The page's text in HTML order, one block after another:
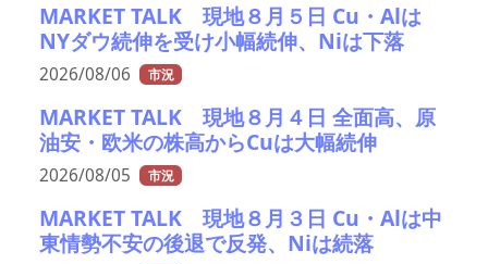
MARKET TALK 現地８月５日 Cu・Alは
NYダウ続伸を受け小幅続伸、Niは下落
2026/08/06 市況
MARKET TALK 現地８月４日 全面高、原
油安・欧米の株高からCuは大幅続伸
2026/08/05 市況
MARKET TALK 現地８月３日 Cu・Alは中
東情勢不安の後退で反発、Niは続落